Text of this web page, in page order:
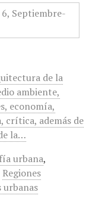
de la
ambiente,
economía,
además de
la…
urbana,
Regiones